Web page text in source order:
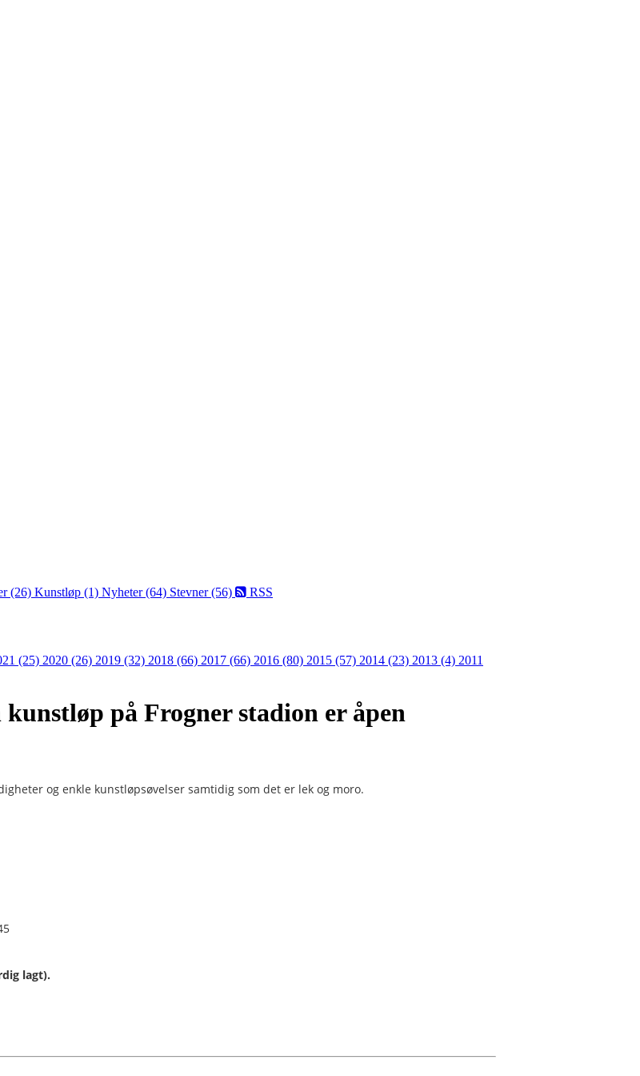
(26) Kunstløp (1) Nyheter (64) Stevner (56) RSS
(25) 2020 (26) 2019 (32) 2018 (66) 2017 (66) 2016 (80) 2015 (57) 2014 (23) 2013 (4) 2011
på Frogner stadion er åpen
og enkle kunstløpsøvelser samtidig som det er lek og moro.
lagt).